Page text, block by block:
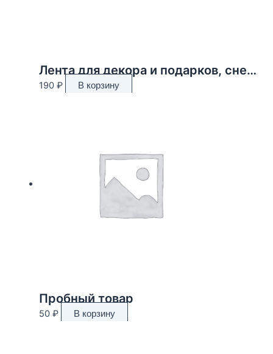
Лента для декора и подарков, снежинки, 2 см х 45 м
190 ₽ В корзину
Пробный товар
50 ₽ В корзину